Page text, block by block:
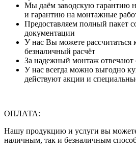
Мы даём заводскую гарантию
и гарантию на монтажные
Предоставляем полный пакет
документации
У нас Вы можете рассчитаться
безналичный расчёт
За надежный монтаж отвечают
У нас всегда можно выгодно
действуют акции и
ОПЛАТА:
Нашу продукцию и услуги вы
наличным, так и безналичным